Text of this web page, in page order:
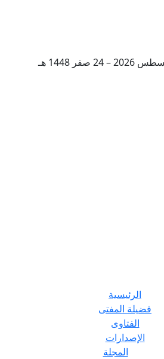
الرئيسية
فضيلة المفتى
الفتاوى
الإصدارات
المجلة